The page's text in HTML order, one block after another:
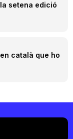
setena edició
català que ho